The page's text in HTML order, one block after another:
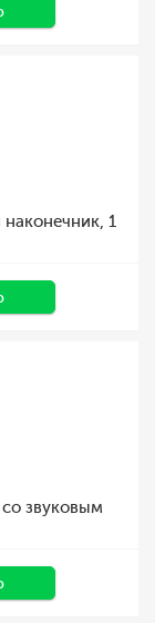
1
звуковым